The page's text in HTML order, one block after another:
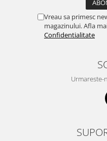
Vreau sa primesc
magazinului. Afla
Confidentialitate
Urmareste-